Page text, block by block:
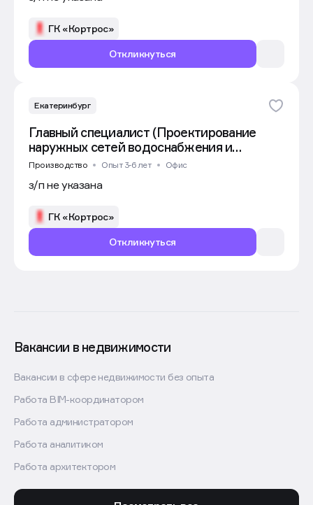
Откликнуться
ГК «Кортрос»
Екатеринбург
Главный специалист (Проектирование
наружных сетей водоснабжения и
водоотведения)
Производство Опыт 3-6 лет Офис
з/п не указана
Откликнуться
ГК «Кортрос»
Вакансии в недвижимости
Вакансии в сфере недвижимости без опыта
Работа BIM-координатором
Работа администратором
Работа аналитиком
Работа архитектором